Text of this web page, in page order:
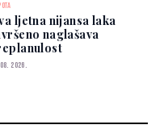
ljetna nijansa laka
naglašava
2026.